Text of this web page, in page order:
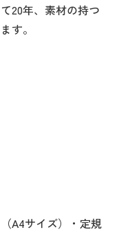
20年、素材の持つ
す。
A4サイズ）・定規